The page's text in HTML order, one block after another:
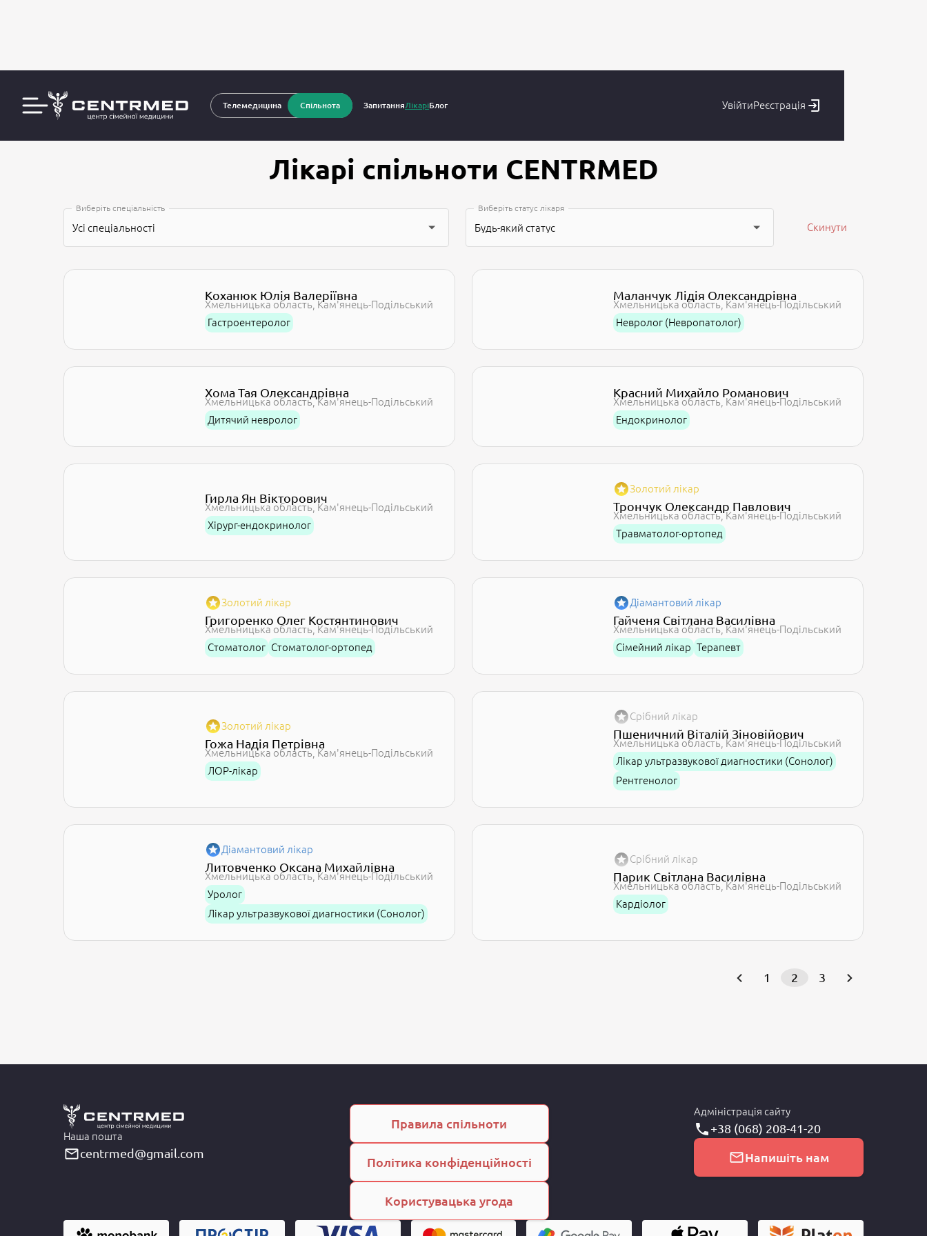
Телемедицина Спільнота ЗапитанняЛікаріБлог УвійтиРеєстрація
CENTRMED: Задай питання лікарю онлайн Лікарі спільноти CENTRMED
Лікарі спільноти CENTRMED
Виберіть спеціальність
Усі спеціальності
Виберіть статус лікаря
Будь-який статус Скинути
Коханюк Юлія Валеріївна
Хмельницька область Кам'янець-Подільський
Гастроентеролог
Маланчук Лідія Олександрівна
Хмельницька область Кам'янець-Подільський
Невролог (Невропатолог)
Хома Тая Олександрівна
Хмельницька область Кам'янець-Подільський
Дитячий невролог
Красний Михайло Романович
Хмельницька область Кам'янець-Подільський
Ендокринолог
Гирла Ян Вікторович
Хмельницька область Кам'янець-Подільський
Хірург-ендокринолог
Трончук Олександр Павлович
Хмельницька область Кам'янець-Подільський
Травматолог-ортопед
Золотий лікар
Григоренко Олег Костянтинович
Хмельницька область Кам'янець-Подільський
Стоматолог Стоматолог-ортопед
Золотий лікар
Гайченя Світлана Василівна
Хмельницька область Кам'янець-Подільський
Сімейний лікар Терапевт
Діамантовий лікар
Гожа Надія Петрівна
Хмельницька область Кам'янець-Подільський
ЛОР-лікар
Золотий лікар
Пшеничний Віталій Зіновійович
Хмельницька область Кам'янець-Подільський
Лікар ультразвукової диагностики (Сонолог)
Рентгенолог
Срібний лікар
Литовченко Оксана Михайлівна
Хмельницька область Кам'янець-Подільський
Уролог
Лікар ультразвукової диагностики (Сонолог)
Діамантовий лікар
Парик Світлана Василівна
Хмельницька область Кам'янець-Подільський
Кардіолог
Срібний лікар
1 2 3
Наша пошта
centrmed@gmail.com
Правила спільноти
Політика конфіденційності
Користувацька угода
Адміністрація сайту
+38 (068) 208-41-20
Напишіть нам